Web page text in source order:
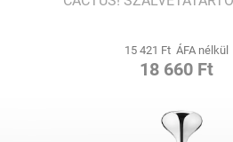
15 421 Ft ÁFA nélkül
18 660 Ft